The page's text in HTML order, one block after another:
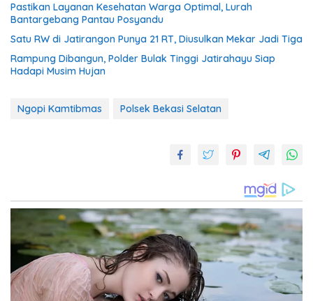
Pastikan Layanan Kesehatan Warga Optimal, Lurah
Bantargebang Pantau Posyandu
Satu RW di Jatirangon Punya 21 RT, Diusulkan Mekar Jadi Tiga
Rampung Dibangun, Polder Bulak Tinggi Jatirahayu Siap
Hadapi Musim Hujan
Ngopi Kamtibmas Polsek Bekasi Selatan